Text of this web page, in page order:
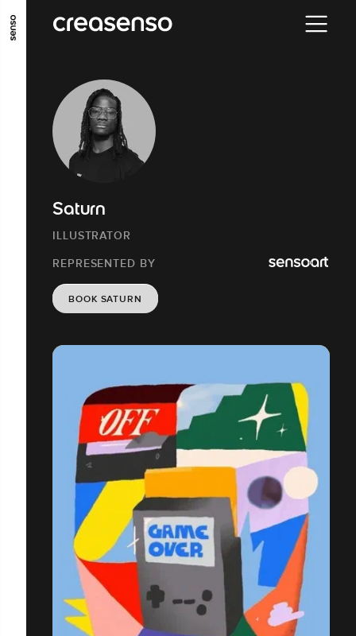
GO TO MAIN CONTENT GO TO MAIN MENU
Saturn
ILLUSTRATOR
REPRESENTED BY
BOOK SATURN